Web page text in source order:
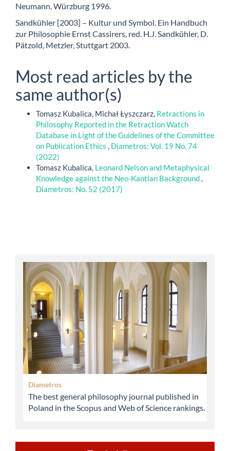
Neumann, Würzburg 1996.
Sandkühler [2003] – Kultur und Symbol. Ein Handbuch
zur Philosophie Ernst Cassirers, red. H.J. Sandkühler, D.
Pätzold, Metzler, Stuttgart 2003.
Most read articles by the
same author(s)
Tomasz Kubalica, Michał Łyszczarz, Retractions in
Philosophy Reported in the Retraction Watch
Database in Light of the Guidelines of the Committee
on Publication Ethics , Diametros: Vol. 19 No. 74
(2022)
Tomasz Kubalica, Leonard Nelson and Metaphysical
Knowledge against the Neo-Kantian Background,
Diametros: No. 52 (2017)
abbey
Diametros
The best general philosophy journal published in
Poland in the Scopus and Web of Science rankings.